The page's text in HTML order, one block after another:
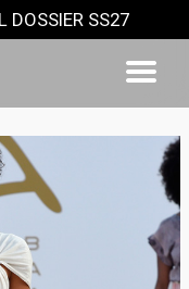
DOSSIER SS27